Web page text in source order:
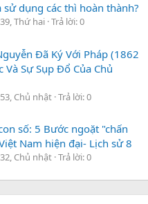
dụng các thì hoàn thành?
Thứ hai Trả lời: 0
Đã Ký Với Pháp (1862
Sự Sụp Đổ Của Chủ
Chủ nhật Trả lời: 0
số: 5 Bước ngoặt "chấn
Nam hiện đại- Lịch sử 8
Chủ nhật Trả lời: 0